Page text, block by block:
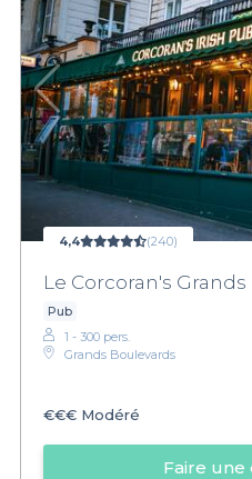
4,4 (240)
Le Corcoran's
Pub
1 - 300 pers.
Grands Boulevards
€€€ Modéré
Faire